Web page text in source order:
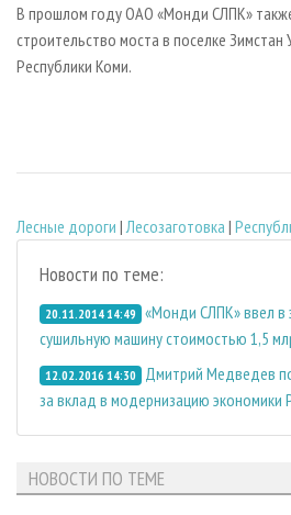
В прошлом году ОАО «Монди СЛПК»
строительство моста в поселке Зимстан
Республики Коми.
Лесные дороги |Лесозаготовка |
Новости по теме:
20.11.2014 14:49 «Монди СЛПК» ввел в
сушильную машину стоимостью 1,5
12.02.2016 14:30
Дмитрий Медведев
за вклад в модернизацию экономики
НОВОСТИ ПО ТЕМЕ